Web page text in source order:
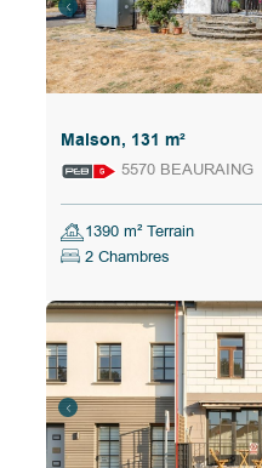
Maison, 131 m²
5570 BEAURAING
1390 m² Terrain
2 Chambres